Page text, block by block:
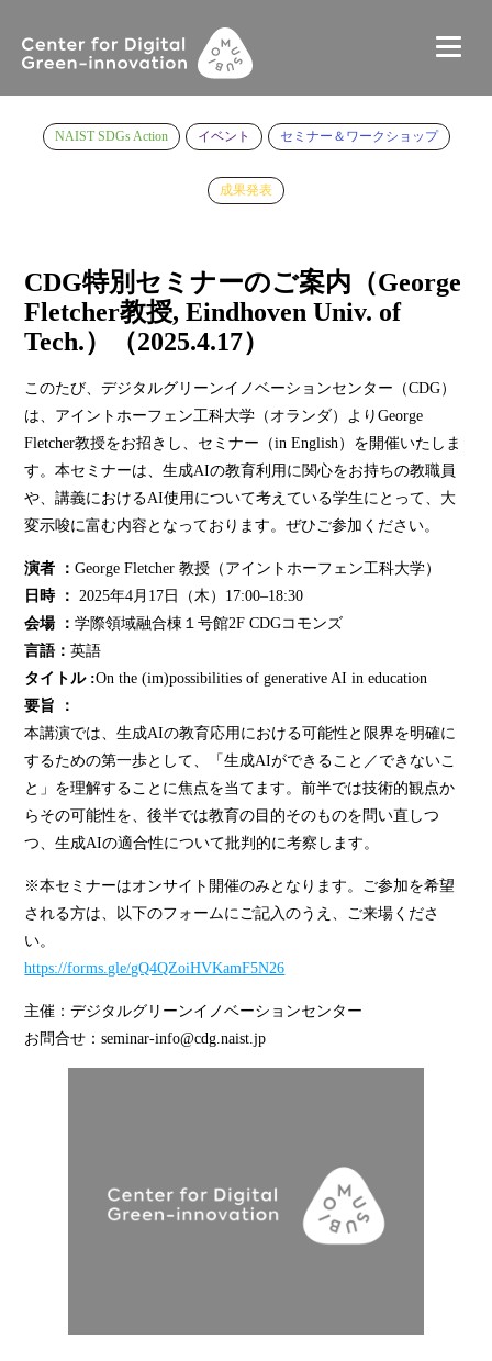
NAIST SDGs Action イベント セミナー＆ワークショップ
成果発表
CDG特別セミナーのご案内（George
Fletcher教授, Eindhoven Univ. of
Tech.）（2025.4.17）
このたび、デジタルグリーンイノベーションセンター（CDG）
は、アイントホーフェン工科大学（オランダ）よりGeorge
Fletcher教授をお招きし、セミナー（in English）を開催いたしま
す。本セミナーは、生成AIの教育利用に関心をお持ちの教職員
や、講義におけるAI使用について考えている学生にとって、大
変示唆に富む内容となっております。ぜひご参加ください。
演者 ：George Fletcher 教授（アイントホーフェン工科大学）
日時 ： 2025年4月17日（木）17:00–18:30
会場 ：学際領域融合棟１号館2F CDGコモンズ
言語：英語
タイトル :On the (im)possibilities of generative AI in education
要旨 ：
本講演では、生成AIの教育応用における可能性と限界を明確に
するための第一歩として、「生成AIができること／できないこ
と」を理解することに焦点を当てます。前半では技術的観点か
らその可能性を、後半では教育の目的そのものを問い直しつ
つ、生成AIの適合性について批判的に考察します。
※本セミナーはオンサイト開催のみとなります。ご参加を希望
される方は、以下のフォームにご記入のうえ、ご来場くださ
い。
https://forms.gle/gQ4QZoiHVKamF5N26
主催：デジタルグリーンイノベーションセンター
お問合せ：seminar-info@cdg.naist.jp